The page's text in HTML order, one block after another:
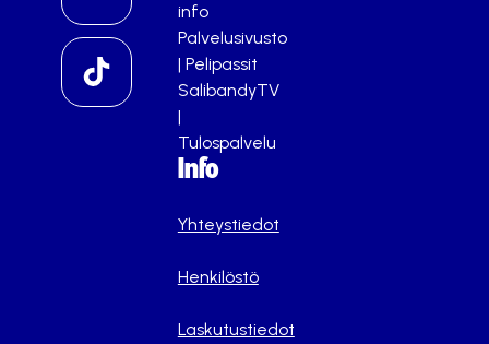
info
Palvelusivusto
| Pelipassit
SalibandyTV
|
Tulospalvelu
Info
Yhteystiedot
Henkilöstö
Laskutustiedot